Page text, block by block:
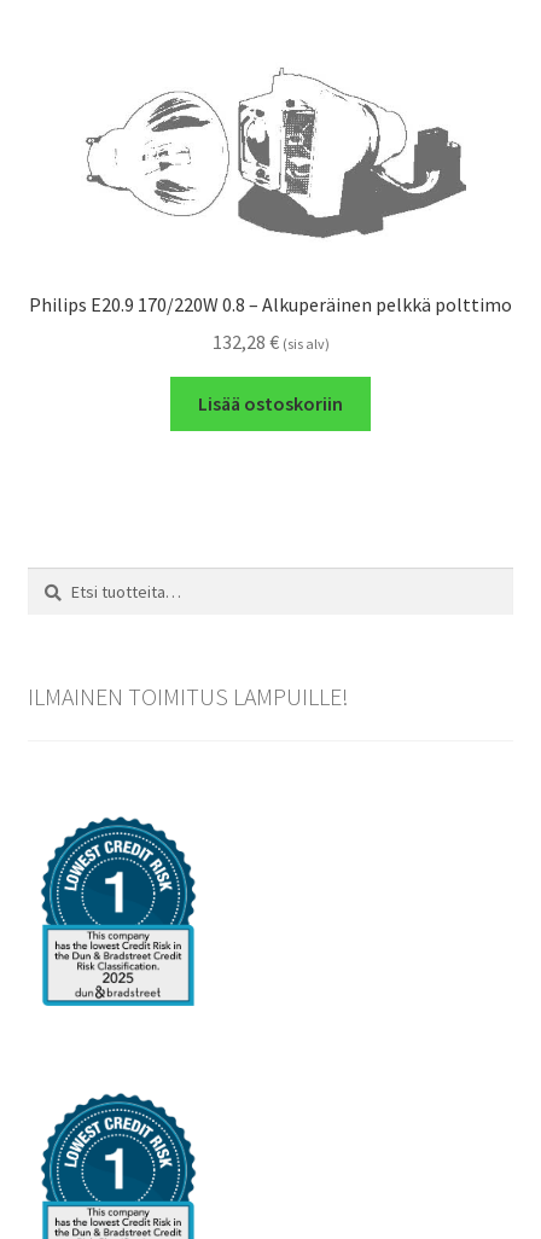
Philips E20.9 170/220W 0.8 – Alkuperäinen pelkkä polttimo
132,28 € (sis alv)
Lisää ostoskoriin
Etsi:
Haku
ILMAINEN TOIMITUS LAMPUILLE!